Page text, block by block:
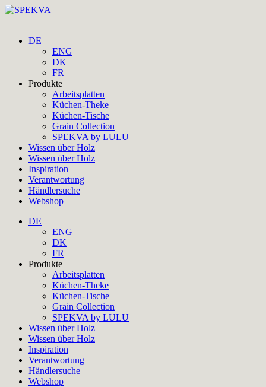
DE
ENG
DK
FR
Produkte
Arbeitsplatten
Küchen-Theke
Küchen-Tische
Grain Collection
SPEKVA by LULU
Wissen über Holz
Wissen über Holz
Inspiration
Verantwortung
Händlersuche
Webshop
DE
ENG
DK
FR
Produkte
Arbeitsplatten
Küchen-Theke
Küchen-Tische
Grain Collection
SPEKVA by LULU
Wissen über Holz
Wissen über Holz
Inspiration
Verantwortung
Händlersuche
Webshop